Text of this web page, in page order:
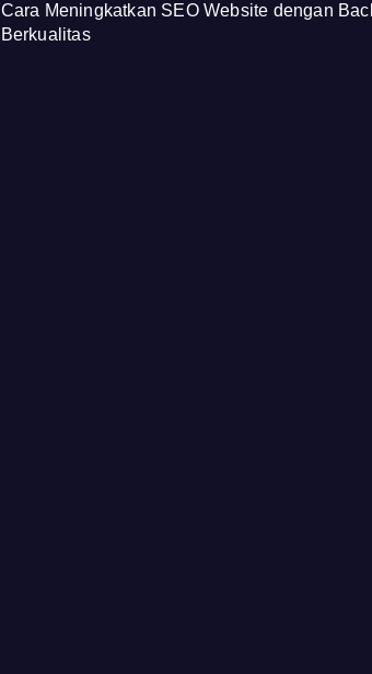
Cara Meningkatkan SEO Website dengan
Berkualitas